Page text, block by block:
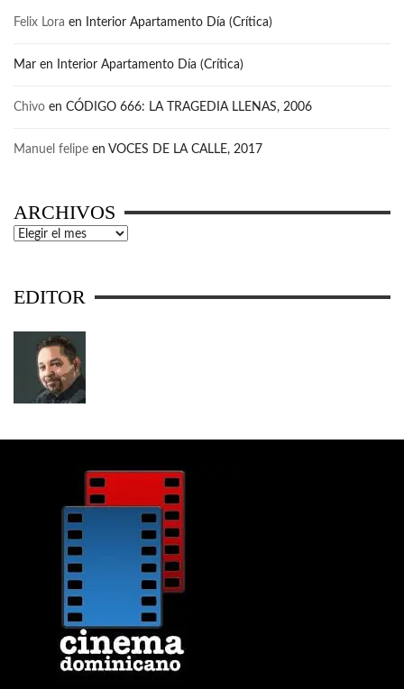
Felix Lora en Interior Apartamento Día (Crítica)
Mar en Interior Apartamento Día (Crítica)
Chivo en CÓDIGO 666: LA TRAGEDIA LLENAS, 2006
Manuel felipe en VOCES DE LA CALLE, 2017
ARCHIVOS
Archivos
EDITOR